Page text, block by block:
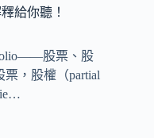
給你聽！
股票、股
，股權（partial